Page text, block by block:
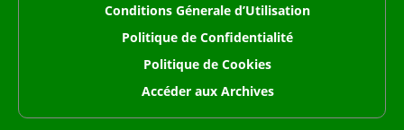
Conditions Génerale d’Utilisation
Politique de Confidentialité
Politique de Cookies
Accéder aux Archives